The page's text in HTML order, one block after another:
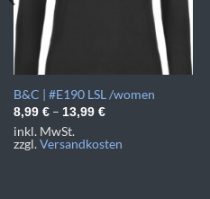
B&C | #E190 LSL /women
8,99 €– 13,99 €
inkl. MwSt.
zzgl.Versandkosten